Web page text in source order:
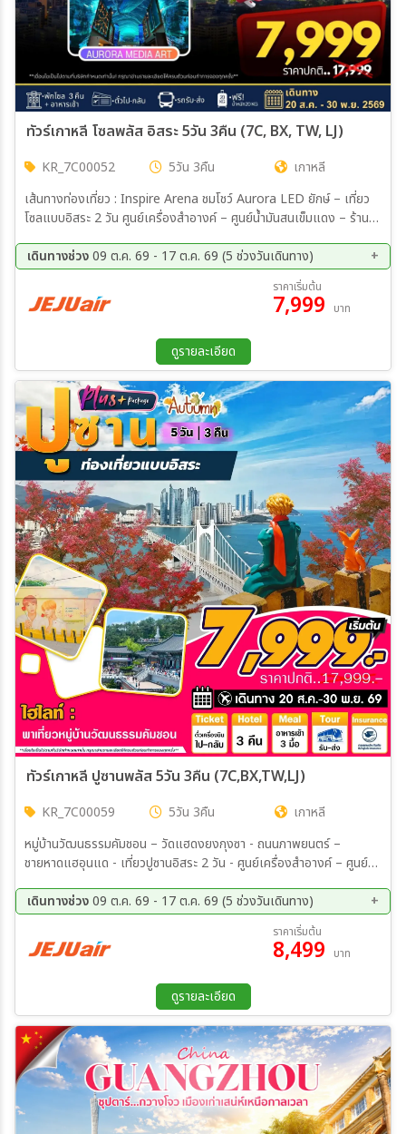
ทัวร์เกาหลี โซลพลัส อิสระ 5วัน 3คืน (7C, BX, TW, LJ)
KR_7C00052 5วัน 3คืน
เกาหลี
เส้นทางท่องเที่ยว : Inspire Arena ชมโชว์ Aurora LED ยักษ์ – เที่ยว
โซลแบบอิสระ 2 วัน ศูนย์เครื่องสำอางค์ – ศูนย์น้ำมันสนเข็มแดง – ร้านค้า
เดินทางช่วง09 ต.ค. 69 - 17 ต.ค. 69 (5 ช่วงวันเดินทาง)
10 ต.ค. 69 - 14 ต.ค. 69
11 ต.ค. 69 - 15 ต.ค. 69
12 ต.ค. 69 - 16 ต.ค. 69
ราคาเริ่มต้น
7,999 บาท
ดูรายละเอียด
ทัวร์เกาหลี ปูซานพลัส 5วัน 3คืน (7C,BX,TW,LJ)
KR_7C00059 5วัน 3คืน
เกาหลี
หมู่บ้านวัฒนธรรมคัมชอน – วัดแฮดงยงกุงซา - ถนนภาพยนตร์ –
ชายหาดแฮอุนแด - เที่ยวปูซานอิสระ 2 วัน - ศูนย์เครื่องสำอางค์ – ศูนย์
ตลาดนัมโพดง
เดินทางช่วง09 ต.ค. 69 - 17 ต.ค. 69 (5 ช่วงวันเดินทาง)
10 ต.ค. 69 - 14 ต.ค. 69
11 ต.ค. 69 - 15 ต.ค. 69
12 ต.ค. 69 - 16 ต.ค. 69
ราคาเริ่มต้น
8,499 บาท
ดูรายละเอียด